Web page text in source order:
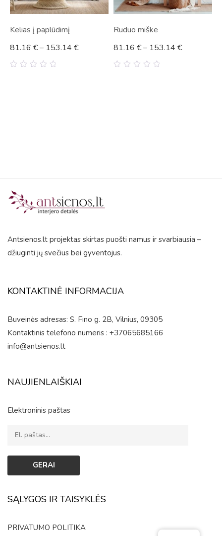
Kelias į paplūdimį
81.16 €– 153.14 €
Ruduo miške
81.16 €– 153.14 €
Antsienos.lt projektas skirtas puošti namus ir svarbiausia –
džiuginti jų svečius bei gyventojus.
KONTAKTINĖ INFORMACIJA
Buveinės adresas: S. Fino g. 2B, Vilnius, 09305
Kontaktinis telefono numeris : +37065685166
info@antsienos.lt
NAUJIENLAIŠKIAI
Elektroninis paštas
SĄLYGOS IR TAISYKLĖS
PRIVATUMO POLITIKA